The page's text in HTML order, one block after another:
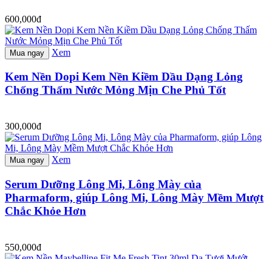
600,000đ
Mua ngay Xem
Kem Nền Dopi Kem Nền Kiềm Dầu Dạng Lỏng
Chống Thấm Nước Mỏng Mịn Che Phủ Tốt
300,000đ
Mua ngay Xem
Serum Dưỡng Lông Mi, Lông Mày của
Pharmaform, giúp Lông Mi, Lông Mày Mềm Mượt
Chắc Khỏe Hơn
550,000đ